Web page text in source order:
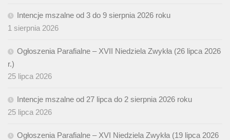
Intencje mszalne od 3 do 9 sierpnia 2026 roku
1 sierpnia 2026
Ogłoszenia Parafialne – XVII Niedziela Zwykła (26 lipca 2026
r.)
25 lipca 2026
Intencje mszalne od 27 lipca do 2 sierpnia 2026 roku
25 lipca 2026
Ogłoszenia Parafialne – XVI Niedziela Zwykła (19 lipca 2026